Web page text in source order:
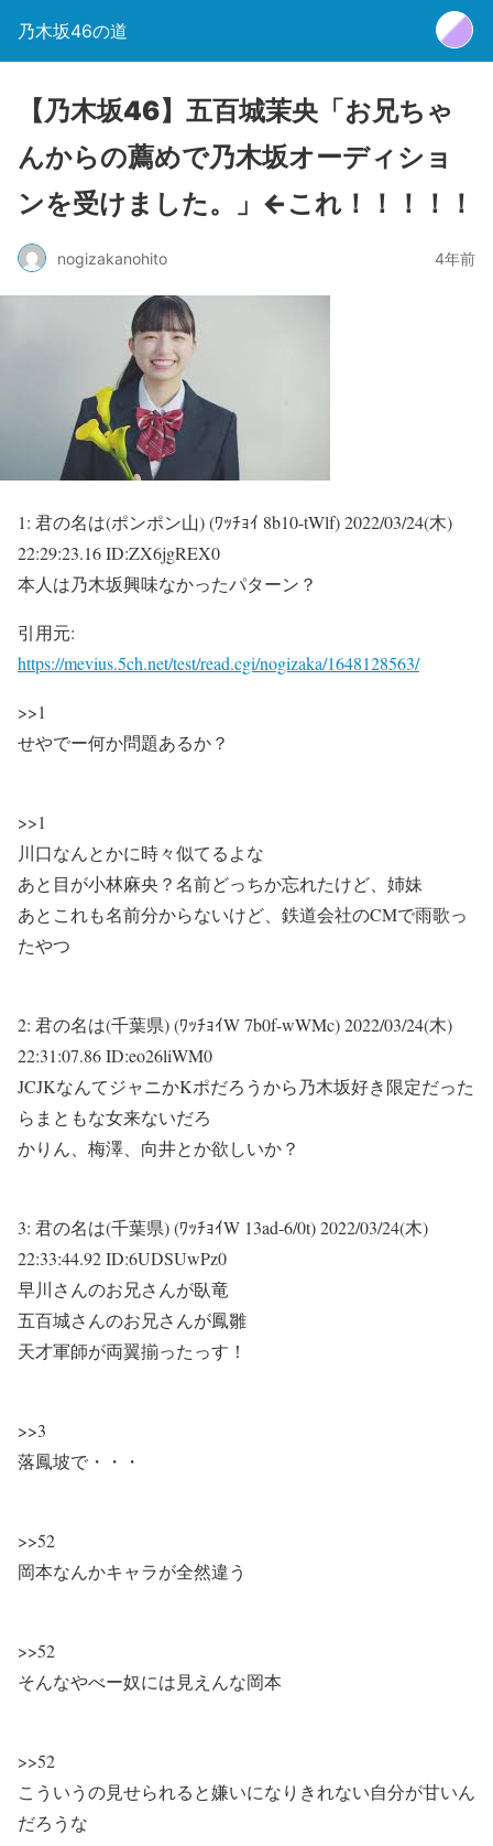
乃木坂46の道
【乃木坂46】五百城茉央「お兄ちゃ
んからの薦めで乃木坂オーディショ
ンを受けました。」←これ！！！！！
nogizakanohito 4年前
1: 君の名は(ポンポン山) (ﾜｯﾁｮｲ 8b10-tWlf)2022/03/24(木)
22:29:23.16 ID:ZX6jgREX0
本人は乃木坂興味なかったパターン？
引用元:
https://mevius.5ch.net/test/read.cgi/nogizaka/1648128563/
>>1
せやでー何か問題あるか？
>>1
川口なんとかに時々似てるよな
あと目が小林麻央？名前どっちか忘れたけど、姉妹
あとこれも名前分からないけど、鉄道会社のCMで雨歌っ
たやつ
2: 君の名は(千葉県) (ﾜｯﾁｮｲW 7b0f-wWMc)2022/03/24(木)
22:31:07.86 ID:eo26liWM0
JCJKなんてジャニかKポだろうから乃木坂好き限定だった
らまともな女来ないだろ
かりん、梅澤、向井とか欲しいか？
3: 君の名は(千葉県) (ﾜｯﾁｮｲW 13ad-6/0t)2022/03/24(木)
22:33:44.92 ID:6UDSUwPz0
早川さんのお兄さんが臥竜
五百城さんのお兄さんが鳳雛
天才軍師が両翼揃ったっす！
>>3
落鳳坡で・・・
>>52
岡本なんかキャラが全然違う
>>52
そんなやべー奴には見えんな岡本
>>52
こういうの見せられると嫌いになりきれない自分が甘いん
だろうな